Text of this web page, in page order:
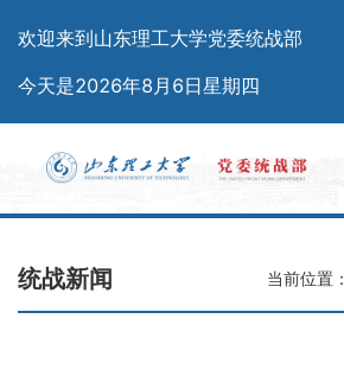
欢迎来到山东理工大学党委统战部
今天是2026年8月6日星期四
统战新闻 当前位置：